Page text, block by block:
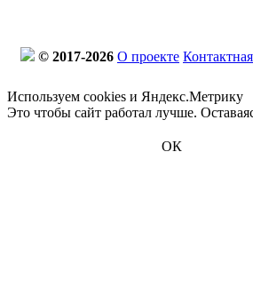
© 2017-2026 О проекте
Используем cookies и Яндекс.Метрику
Это чтобы сайт работал лучше.
ОК